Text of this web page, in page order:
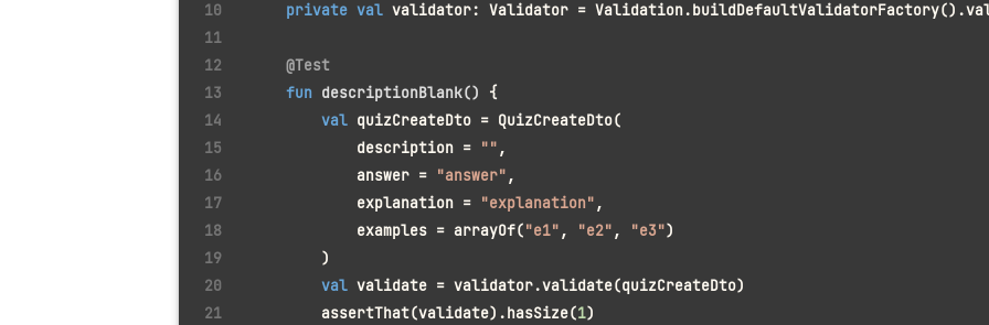
private val validator: Validator =
@Test
fun descriptionBlank()
{
val quizCreateDto = QuizCreateDto(
            description =
"" ,
            answer =
"answer" ,
            explanation =
"explanation" ,
            examples = arrayOf(
"e1" , "e2" , "e3")
        )
val validate = validator.validate(quizCreateDto)
        assertThat(validate).hasSize(
1)